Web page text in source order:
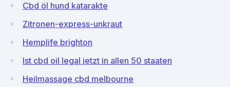
Cbd öl hund katarakte
Zitronen-express-unkraut
Hemplife brighton
Ist cbd oil legal jetzt in allen 50 staaten
Heilmassage cbd melbourne